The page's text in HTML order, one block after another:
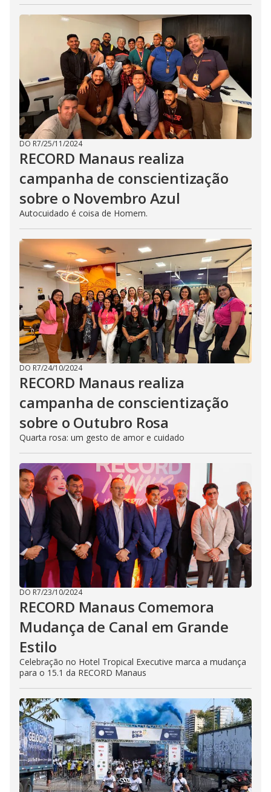
DO R7/25/11/2024
RECORD Manaus realiza
campanha de conscientização
sobre o Novembro Azul
Autocuidado é coisa de Homem.
DO R7/24/10/2024
RECORD Manaus realiza
campanha de conscientização
sobre o Outubro Rosa
Quarta rosa: um gesto de amor e cuidado
DO R7/23/10/2024
RECORD Manaus Comemora
Mudança de Canal em Grande
Estilo
Celebração no Hotel Tropical Executive marca a mudança
para o 15.1 da RECORD Manaus